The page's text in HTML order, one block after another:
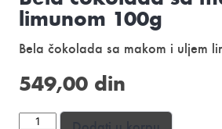
limunom 100g
Bela čokolada sa makom i uljem
549,00 din
Bela